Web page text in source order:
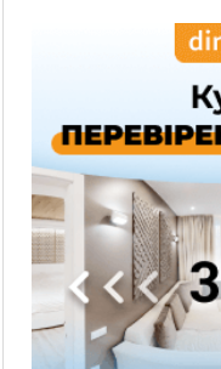
Коломийщини
У четвер на
На Снятинщині
з цистерни у
12:29
У МОЗ змінили
оновили правила
12:07
На межі
засипали русло
переправу
11:44
У Франківську
температурні
Росія вдарила